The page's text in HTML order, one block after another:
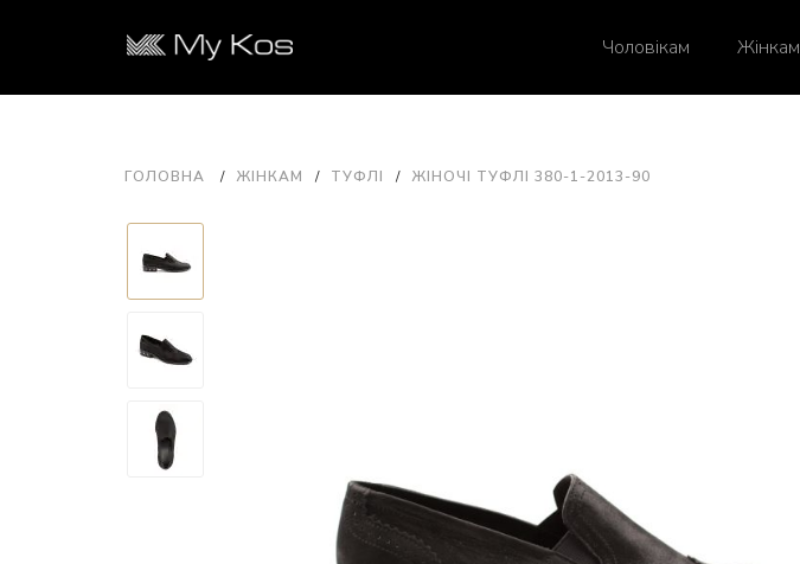
Чоловікам Жінкам
ГОЛОВНА ЖІНКАМ ТУФЛІ ЖІНОЧІ ТУФЛІ 380-1-2013-90